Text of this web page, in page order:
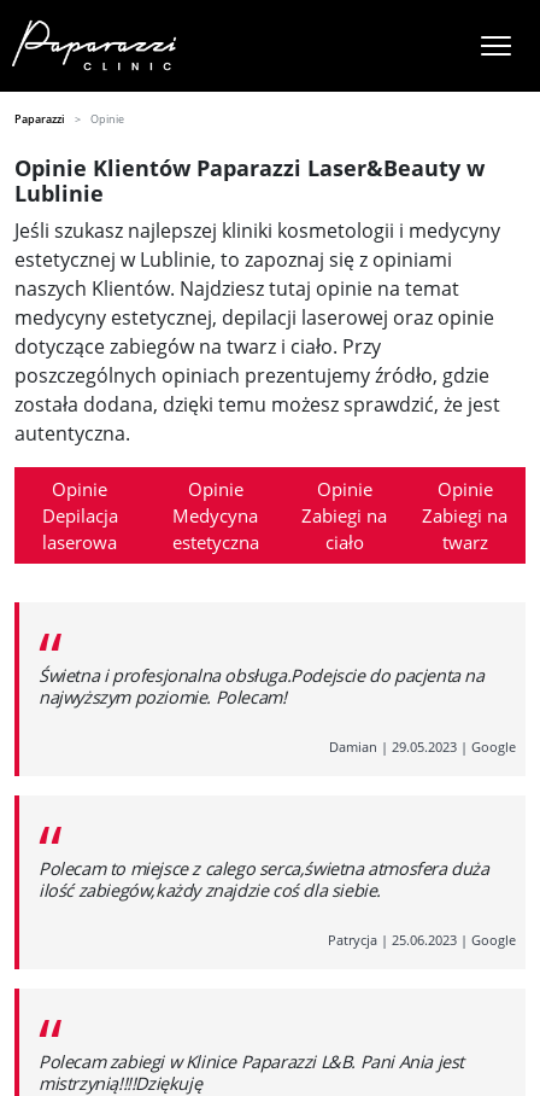
Paparazzi Opinie
Opinie Klientów Paparazzi Laser&Beauty w
Lublinie
Jeśli szukasz najlepszej kliniki kosmetologii i medycyny
estetycznej w Lublinie, to zapoznaj się z opiniami
naszych Klientów. Najdziesz tutaj opinie na temat
medycyny estetycznej, depilacji laserowej oraz opinie
dotyczące zabiegów na twarz i ciało. Przy
poszczególnych opiniach prezentujemy źródło, gdzie
została dodana, dzięki temu możesz sprawdzić, że jest
autentyczna.
Opinie
Depilacja
laserowa
Opinie
Medycyna
estetyczna
Opinie
Zabiegi na
ciało
Opinie
Zabiegi na
twarz
“
Świetna i profesjonalna obsługa.Podejscie do pacjenta na
najwyższym poziomie. Polecam!
Damian | 29.05.2023 | Google
“
Polecam to miejsce z calego serca,świetna atmosfera duża
ilość zabiegów,każdy znajdzie coś dla siebie.
Patrycja | 25.06.2023 | Google
“
Polecam zabiegi w Klinice Paparazzi L&B. Pani Ania jest
mistrzynią!!!!Dziękuję